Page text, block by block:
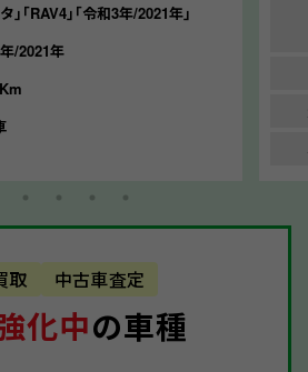
｣｢RAV4｣｢令和3年/2021年｣
/2021年
取 中古車査定
化中の車種